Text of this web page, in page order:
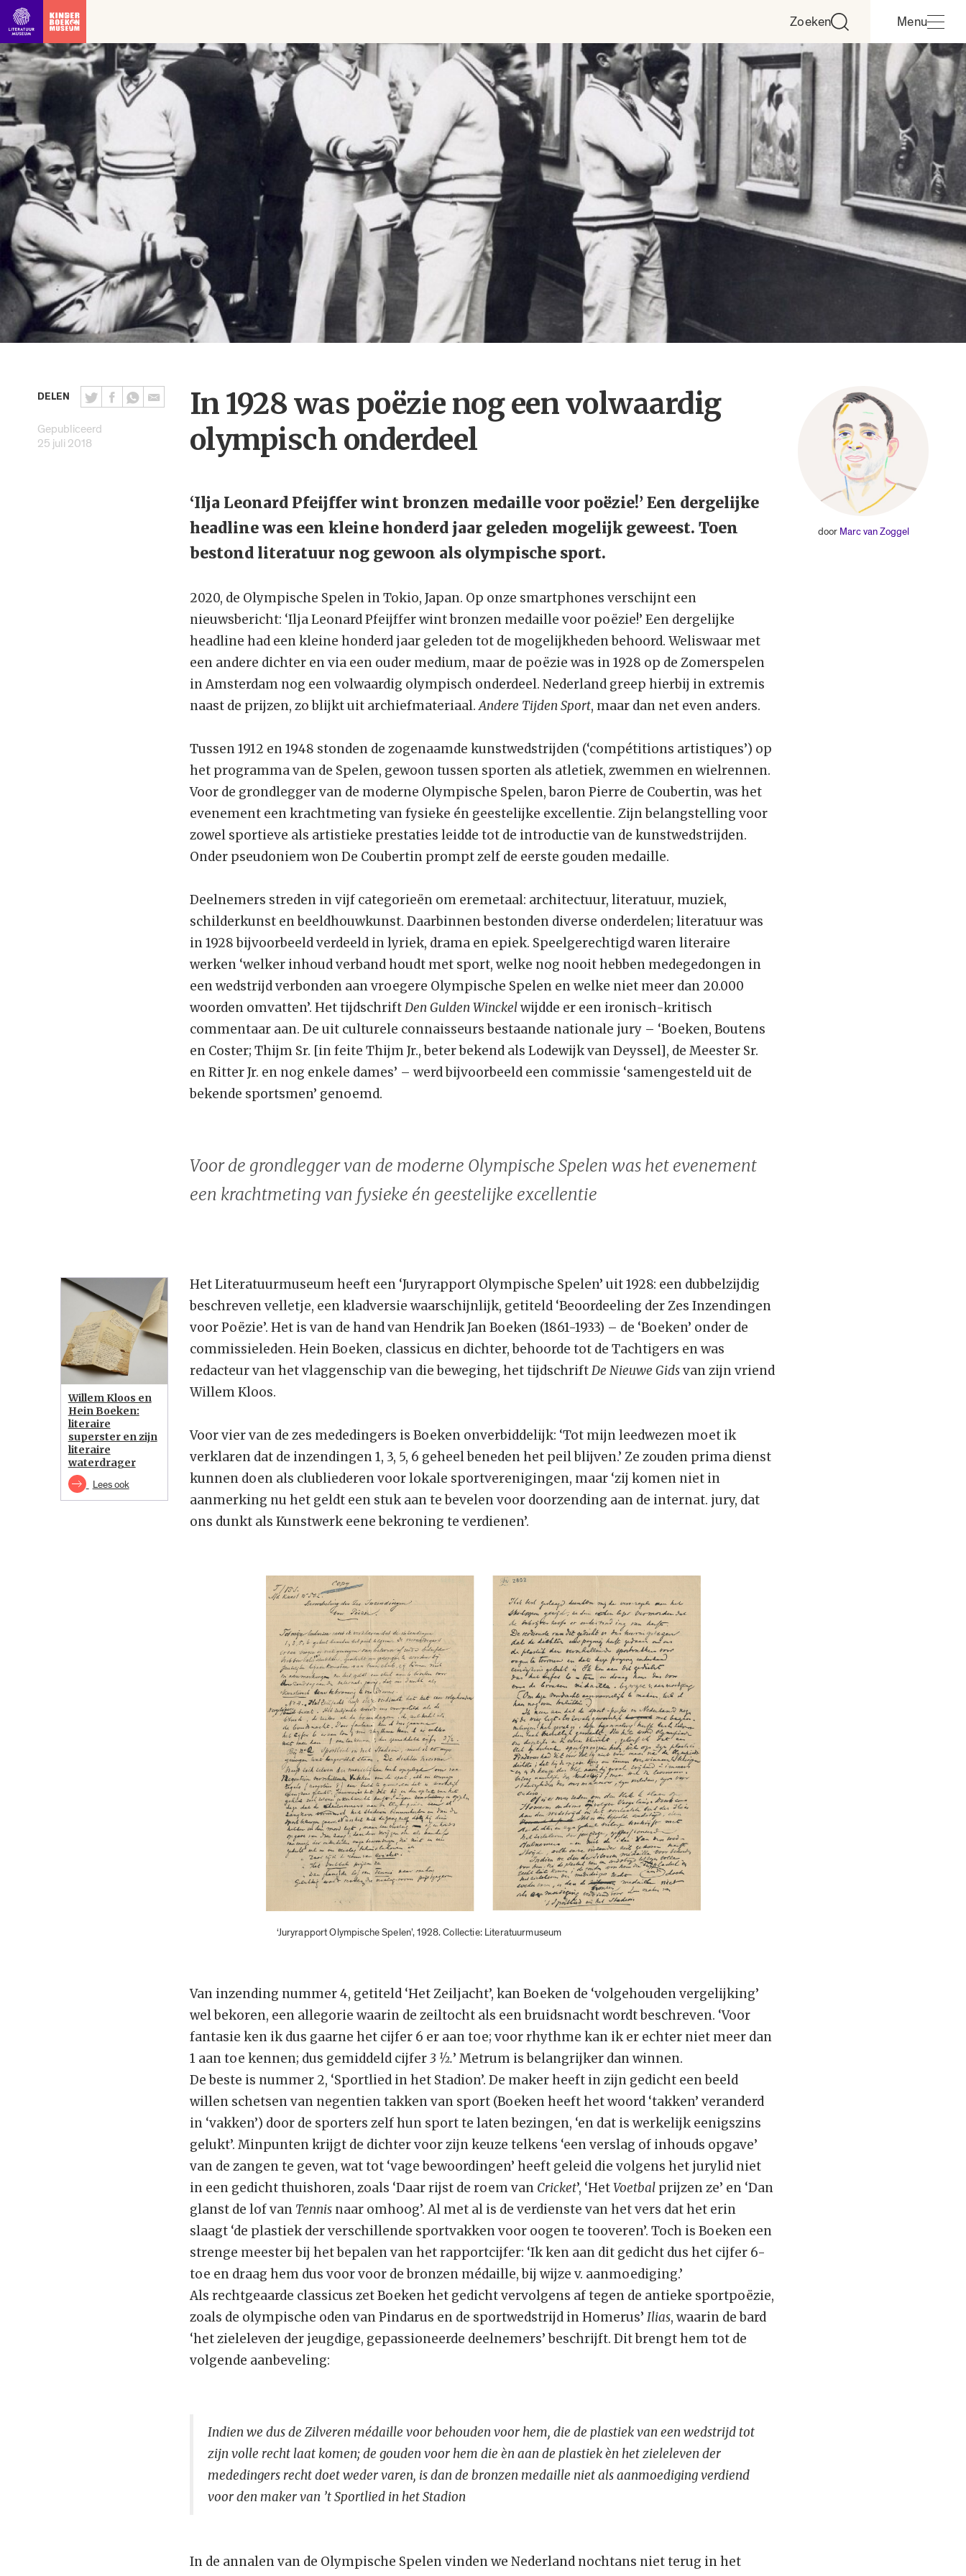
Ga direct naar inhoud Zoeken Menu
DELEN
Gepubliceerd
25 juli 2018
In 1928 was poëzie nog een volwaardig
olympisch onderdeel
‘Ilja Leonard Pfeijffer wint bronzen medaille voor poëzie!’ Een dergelijke
headline was een kleine honderd jaar geleden mogelijk geweest. Toen
bestond literatuur nog gewoon als olympische sport.
door Marc van Zoggel
2020, de Olympische Spelen in Tokio, Japan. Op onze smartphones verschijnt een
nieuwsbericht: ‘Ilja Leonard Pfeijffer wint bronzen medaille voor poëzie!’ Een dergelijke
headline had een kleine honderd jaar geleden tot de mogelijkheden behoord. Weliswaar met
een andere dichter en via een ouder medium, maar de poëzie was in 1928 op de Zomerspelen
in Amsterdam nog een volwaardig olympisch onderdeel. Nederland greep hierbij in extremis
naast de prijzen, zo blijkt uit archiefmateriaal.Andere Tijden Sport, maar dan net even anders.
Tussen 1912 en 1948 stonden de zogenaamde kunstwedstrijden (‘compétitions artistiques’) op
het programma van de Spelen, gewoon tussen sporten als atletiek, zwemmen en wielrennen.
Voor de grondlegger van de moderne Olympische Spelen, baron Pierre de Coubertin, was het
evenement een krachtmeting van fysieke én geestelijke excellentie. Zijn belangstelling voor
zowel sportieve als artistieke prestaties leidde tot de introductie van de kunstwedstrijden.
Onder pseudoniem won De Coubertin prompt zelf de eerste gouden medaille.
Deelnemers streden in vijf categorieën om eremetaal: architectuur, literatuur, muziek,
schilderkunst en beeldhouwkunst. Daarbinnen bestonden diverse onderdelen; literatuur was
in 1928 bijvoorbeeld verdeeld in lyriek, drama en epiek. Speelgerechtigd waren literaire
werken ‘welker inhoud verband houdt met sport, welke nog nooit hebben medegedongen in
een wedstrijd verbonden aan vroegere Olympische Spelen en welke niet meer dan 20.000
woorden omvatten’. Het tijdschriftDen Gulden Winckelwijdde er een ironisch-kritisch
commentaar aan. De uit culturele connaisseurs bestaande nationale jury – ‘Boeken, Boutens
en Coster; Thijm Sr. [in feite Thijm Jr., beter bekend als Lodewijk van Deyssel], de Meester Sr.
en Ritter Jr. en nog enkele dames’ – werd bijvoorbeeld een commissie ‘samengesteld uit de
bekende sportsmen’ genoemd.
Voor de grondlegger van de moderne Olympische Spelen was het evenement
een krachtmeting van fysieke én geestelijke excellentie
Willem Kloos en
Hein Boeken:
literaire
superster en zijn
literaire
waterdrager
Lees ook
Het Literatuurmuseum heeft een ‘Juryrapport Olympische Spelen’ uit 1928: een dubbelzijdig
beschreven velletje, een kladversie waarschijnlijk, getiteld ‘Beoordeeling der Zes Inzendingen
voor Poëzie’. Het is van de hand van Hendrik Jan Boeken (1861-1933) – de ‘Boeken’ onder de
commissieleden. Hein Boeken, classicus en dichter, behoorde tot de Tachtigers en was
redacteur van het vlaggenschip van die beweging, het tijdschriftDe Nieuwe Gidsvan zijn vriend
Willem Kloos.
Voor vier van de zes mededingers is Boeken onverbiddelijk: ‘Tot mijn leedwezen moet ik
verklaren dat de inzendingen 1, 3, 5, 6 geheel beneden het peil blijven.’ Ze zouden prima dienst
kunnen doen als clubliederen voor lokale sportverenigingen, maar ‘zij komen niet in
aanmerking nu het geldt een stuk aan te bevelen voor doorzending aan de internat. jury, dat
ons dunkt als Kunstwerk eene bekroning te verdienen’.
‘Juryrapport Olympische Spelen’, 1928. Collectie: Literatuurmuseum
Van inzending nummer 4, getiteld ‘Het Zeiljacht’, kan Boeken de ‘volgehouden vergelijking’
wel bekoren, een allegorie waarin de zeiltocht als een bruidsnacht wordt beschreven. ‘Voor
fantasie ken ik dus gaarne het cijfer 6 er aan toe; voor rhythme kan ik er echter niet meer dan
1 aan toe kennen; dus gemiddeld cijfer3 ½.’ Metrum is belangrijker dan winnen.
De beste is nummer 2, ‘Sportlied in het Stadion’. De maker heeft in zijn gedicht een beeld
willen schetsen van negentien takken van sport (Boeken heeft het woord ‘takken’ veranderd
in ‘vakken’) door de sporters zelf hun sport te laten bezingen, ‘en dat is werkelijk eenigszins
gelukt’. Minpunten krijgt de dichter voor zijn keuze telkens ‘een verslag of inhouds opgave’
van de zangen te geven, wat tot ‘vage bewoordingen’ heeft geleid die volgens het jurylid niet
in een gedicht thuishoren, zoals ‘Daar rijst de roem van Cricket’, ‘HetVoetbalprijzen ze’ en ‘Dan
glanst de lof van Tennisnaar omhoog’. Al met al is de verdienste van het vers dat het erin
slaagt ‘de plastiek der verschillende sportvakken voor oogen te tooveren’. Toch is Boeken een
strenge meester bij het bepalen van het rapportcijfer: ‘Ik ken aan dit gedicht dus het cijfer 6-
toe en draag hem dus voor voor de bronzen médaille, bij wijze v. aanmoediging.’
Als rechtgeaarde classicus zet Boeken het gedicht vervolgens af tegen de antieke sportpoëzie,
zoals de olympische oden van Pindarus en de sportwedstrijd in Homerus’ Ilias, waarin de bard
‘het zieleleven der jeugdige, gepassioneerde deelnemers’ beschrijft. Dit brengt hem tot de
volgende aanbeveling:
Indien we dus de Zilveren médaille voor behouden voor hem, die de plastiek van een wedstrijd tot
zijn volle recht laat komen; de gouden voor hem die èn aan de plastiek èn het zieleleven der
mededingers recht doet weder varen, is dan de bronzen medaille niet als aanmoediging verdiend
voor den maker van ’t Sportlied in het Stadion
In de annalen van de Olympische Spelen vinden we Nederland nochtans niet terug in het